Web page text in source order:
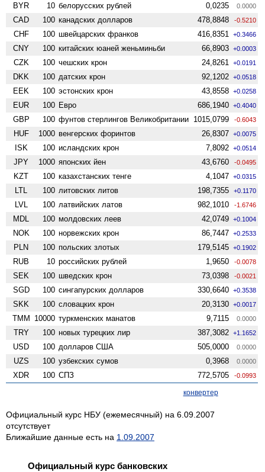
BYR 10 белорусских рублей 0,0235 0.0000
CAD 100 канадских долларов 478,8848 -0.5210
CHF 100 швейцарских франков 416,8351 +0.3466
CNY 100 китайских юаней женьминьби 66,8903 +0.0003
CZK 100 чешских крон 24,8261 +0.0191
DKK 100 датских крон 92,1202 +0.0518
EEK 100 эстонских крон 43,8558 +0.0258
EUR 100 Евро 686,1940 +0.4040
GBP 100 фунтов стерлингов Велико­британии 1015,0799 -0.6043
HUF 1000 венгерских форинтов 26,8307 +0.0075
ISK 100 исландских крон 7,8092 +0.0514
JPY 1000 японских йен 43,6760 -0.0495
KZT 100 казахстанских тенге 4,1047 +0.0315
LTL 100 литовских литов 198,7355 +0.1170
LVL 100 латвийских латов 982,1010 -1.6746
MDL 100 молдовских леев 42,0749 +0.1004
NOK 100 норвежских крон 86,7447 +0.2533
PLN 100 польских злотых 179,5145 +0.1902
RUB 10 российских рублей 1,9650 -0.0078
SEK 100 шведских крон 73,0398 -0.0021
SGD 100 сингапурских долларов 330,6640 +0.3538
SKK 100 словацких крон 20,3130 +0.0017
TMM 10000 туркменских манатов 9,7115 0.0000
TRY 100 новых турецких лир 387,3082 +1.1652
USD 100 долларов США 505,0000 0.0000
UZS 100 узбекских сумов 0,3968 0.0000
XDR 100 СПЗ 772,5705 -0.0993
конвертер
Официальный курс НБУ (ежемесячный) на 6.09.2007
отсутствует
Ближайшие данные есть на 1.09.2007
Официальный курс банковских